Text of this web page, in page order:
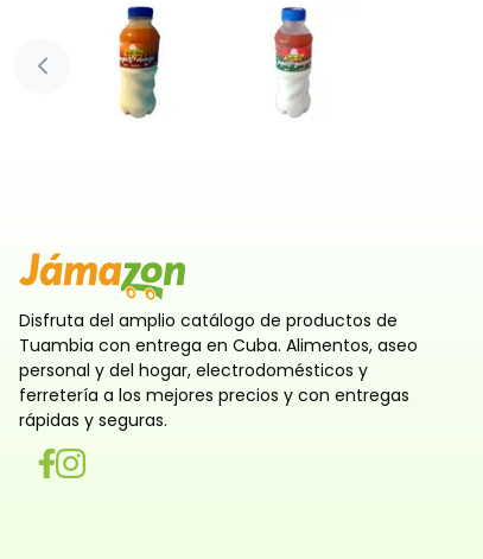
Diapositiva anterior
Disfruta del amplio catálogo de productos de
Tuambia con entrega en Cuba. Alimentos, aseo
personal y del hogar, electrodomésticos y
ferretería a los mejores precios y con entregas
rápidas y seguras.